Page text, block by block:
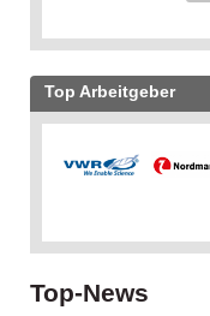
Top Arbeitgeber
Top-News